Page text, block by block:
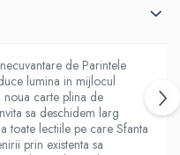
de Parintele
lumina in mijlocul
noua carte plina de
sa deschidem larg
toate lectiile pe care Sfanta
prin existenta sa